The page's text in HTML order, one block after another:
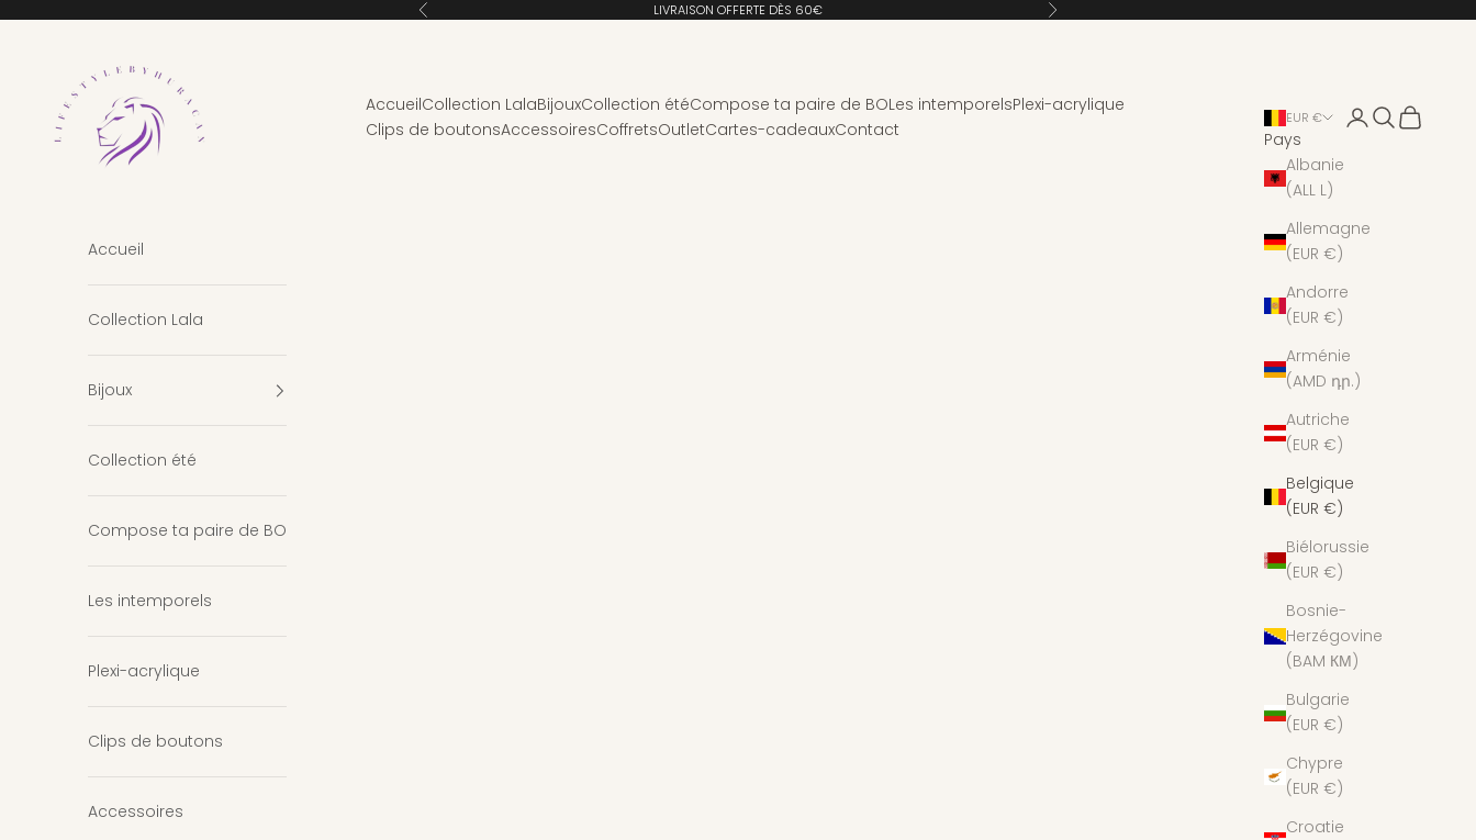
Précédent LIVRAISON OFFERTE DÈS 60€ Suivant
AccueilCollection LalaBijouxCollection étéCompose ta paire de BOLes intemporelsPlexi-acrylique
Clips de boutonsAccessoiresCoffretsOutletCartes-cadeauxContact
EUR €
Pays
Albanie
(ALL L)
Allemagne
(EUR €)
Andorre
(EUR €)
Arménie
(AMD դր.)
Autriche
(EUR €)
Belgique
(EUR €)
Biélorussie
(EUR €)
Bosnie-
Herzégovine
(BAM КМ)
Bulgarie
(EUR €)
Chypre
(EUR €)
Croatie
Connexion
Recherche
Panier
Accueil
Collection Lala
Bijoux
Collection été
Compose ta paire de BO
Les intemporels
Plexi-acrylique
Clips de boutons
Accessoires